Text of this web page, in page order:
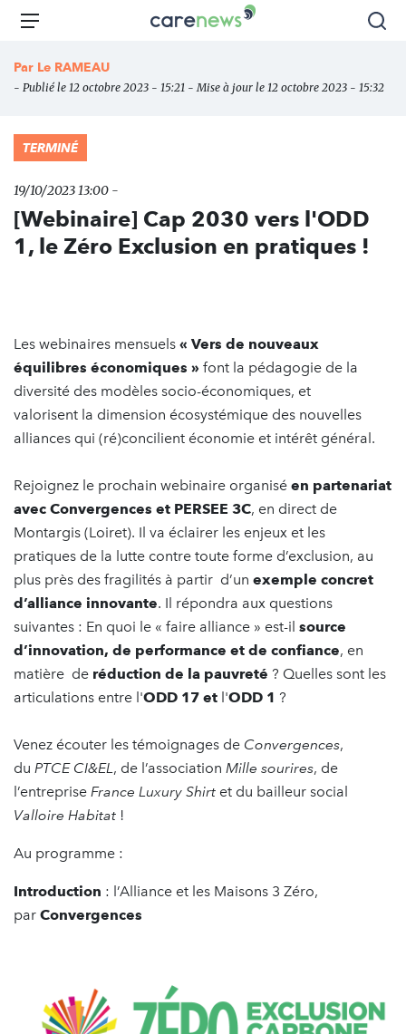
Aller
principal
Carenews,
des
Menu
Par Le RAMEAU
- Publié le 12 octobre 2023 - 15:21 - Mise à jour le 12 octobre 2023 - 15:32
TERMINÉ
19/10/2023 13:00 -
[Webinaire] Cap 2030 vers l'ODD
1, le Zéro Exclusion en pratiques !
Les webinaires mensuels « Vers de nouveaux
équilibres économiques » font la pédagogie de la
diversité des modèles socio-économiques, et
valorisent la dimension écosystémique des nouvelles
alliances qui (ré)concilient économie et intérêt général.
Rejoignez le prochain webinaire organisé en partenariat
avec Convergences et PERSEE 3C, en direct de
Montargis (Loiret). Il va éclairer les enjeux et les
pratiques de la lutte contre toute forme d’exclusion, au
plus près des fragilités à partir d’un exemple concret
d’alliance innovante. Il répondra aux questions
suivantes : En quoi le « faire alliance » est-il source
d’innovation, de performance et de confiance, en
matière de réduction de la pauvreté ? Quelles sont les
articulations entre l'ODD 17 et l'ODD 1 ?
Venez écouter les témoignages de Convergences,
du PTCE CI&EL, de l’association Mille sourires, de
l’entreprise France Luxury Shirt et du bailleur social
Valloire Habitat !
Au programme :
Introduction : l’Alliance et les Maisons 3 Zéro,
par Convergences